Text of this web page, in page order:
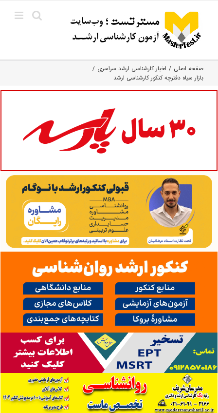
content
صفحه اصلی
اخبار کارشناسی ارشد سراسری
بازار سیاه دفترچه کنکور کارشناسی ارشد